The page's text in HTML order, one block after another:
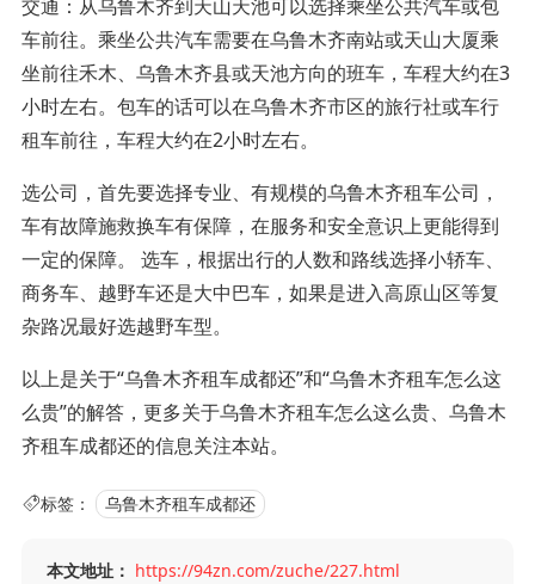
交通：从乌鲁木齐到天山天池可以选择乘坐公共汽车或包
车前往。乘坐公共汽车需要在乌鲁木齐南站或天山大厦乘
坐前往禾木、乌鲁木齐县或天池方向的班车，车程大约在3
小时左右。包车的话可以在乌鲁木齐市区的旅行社或车行
租车前往，车程大约在2小时左右。
选公司，首先要选择专业、有规模的乌鲁木齐租车公司，
车有故障施救换车有保障，在服务和安全意识上更能得到
一定的保障。 选车，根据出行的人数和路线选择小轿车、
商务车、越野车还是大中巴车，如果是进入高原山区等复
杂路况最好选越野车型。
以上是关于“乌鲁木齐租车成都还”和“乌鲁木齐租车怎么这
么贵”的解答，更多关于乌鲁木齐租车怎么这么贵、乌鲁木
齐租车成都还的信息关注本站。
标签： 乌鲁木齐租车成都还
本文地址： https://94zn.com/zuche/227.html